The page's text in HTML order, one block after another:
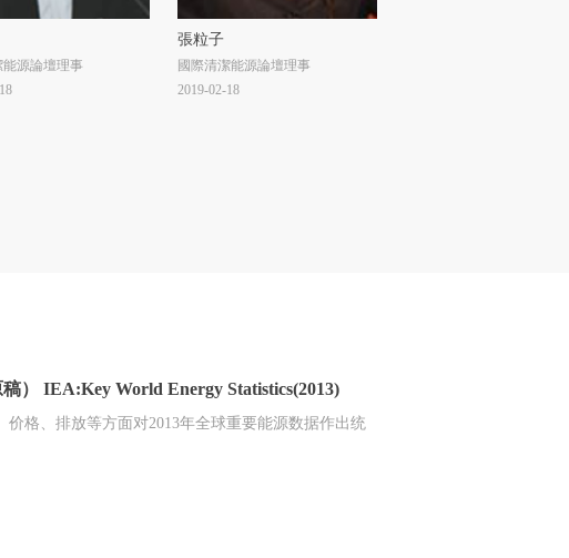
） IEA:Key World Energy Statistics(2013)
格、排放等方面对2013年全球重要能源数据作出统
能源論壇理事
張粒子
國際清潔能源論壇理事
2019-02-18